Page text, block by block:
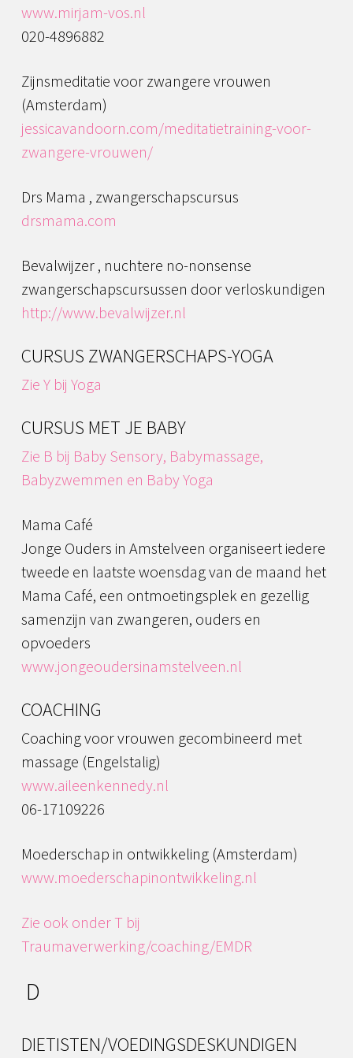
www.mirjam-vos.nl
020-4896882
Zijnsmeditatie voor zwangere vrouwen
(Amsterdam)
jessicavandoorn.com/meditatietraining-voor-
zwangere-vrouwen/
Drs Mama , zwangerschapscursus
drsmama.com
Bevalwijzer , nuchtere no-nonsense
zwangerschapscursussen door verloskundigen
http://www.bevalwijzer.nl
CURSUS ZWANGERSCHAPS-YOGA
Zie Y bij Yoga
CURSUS MET JE BABY
Zie B bij Baby Sensory, Babymassage,
Babyzwemmen en Baby Yoga
Mama Café
Jonge Ouders in Amstelveen organiseert iedere
tweede en laatste woensdag van de maand het
Mama Café, een ontmoetingsplek en gezellig
samenzijn van zwangeren, ouders en
opvoeders
www.jongeoudersinamstelveen.nl
COACHING
Coaching voor vrouwen gecombineerd met
massage (Engelstalig)
www.aileenkennedy.nl
06-17109226
Moederschap in ontwikkeling (Amsterdam)
www.moederschapinontwikkeling.nl
Zie ook onder T bij
Traumaverwerking/coaching/EMDR
D
DIETISTEN/VOEDINGSDESKUNDIGEN